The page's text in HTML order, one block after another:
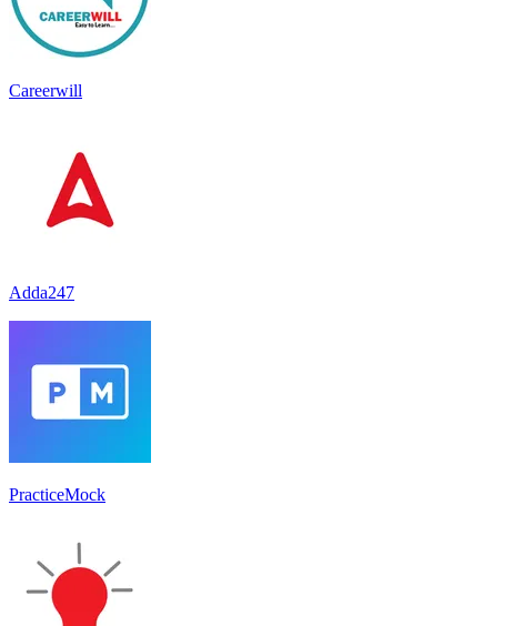
Careerwill
Adda247
PracticeMock